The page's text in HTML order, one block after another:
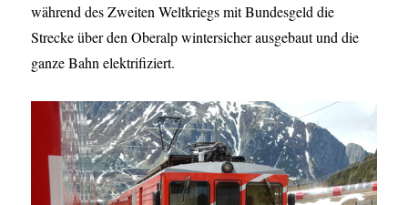
während des Zweiten Weltkriegs mit Bundesgeld die
Strecke über den Oberalp wintersicher ausgebaut und die
ganze Bahn elektrifiziert.